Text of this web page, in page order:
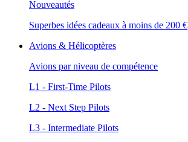
Nouveautés
Superbes idées cadeaux à moins de 200 €
Avions & Hélicoptères
Avions par niveau de compétence
L1 - First-Time Pilots
L2 - Next Step Pilots
L3 - Intermediate Pilots